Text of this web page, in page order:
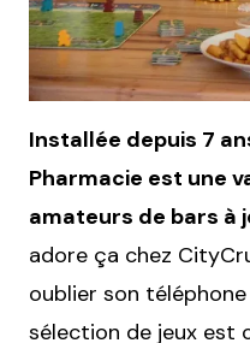
Installée depuis 7
Pharmacie est une
amateurs de bars à
adore ça chez
oublier son téléphone
sélection de jeux est